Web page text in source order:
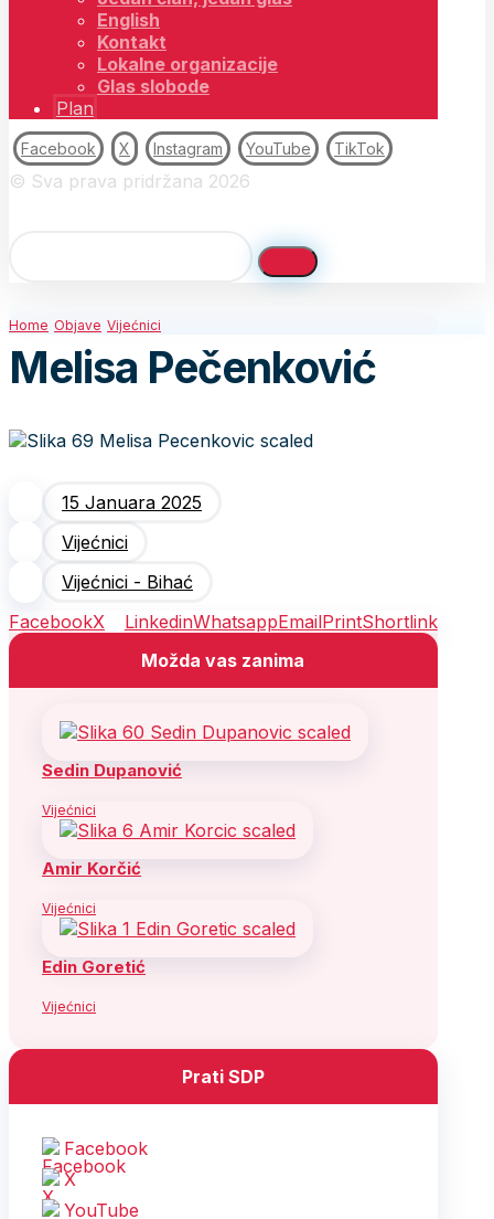
English
Kontakt
Lokalne organizacije
Glas slobode
Plan
Facebook X Instagram YouTube TikTok
© Sva prava pridržana 2026
Home Objave Vijećnici
Melisa Pečenković
15 Januara 2025
Vijećnici
Vijećnici - Bihać
FacebookX LinkedinWhatsappEmailPrintShortlink
Možda vas zanima
Sedin Dupanović
Vijećnici
Amir Korčić
Vijećnici
Edin Goretić
Vijećnici
Prati SDP
Facebook
X
YouTube